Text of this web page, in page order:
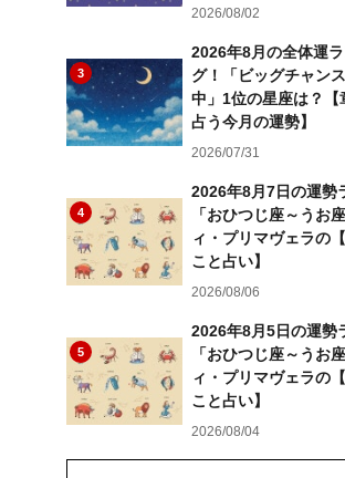
2026/08/02
3
2026年8月の全体運
グ！「ビッグチャン
中」1位の星座は？【
占う今月の運勢】
2026/07/31
4
2026年8月7日の運勢
「おひつじ座～うお
ィ・プリマヴェラの
こと占い】
2026/08/06
5
2026年8月5日の運勢
「おひつじ座～うお
ィ・プリマヴェラの
こと占い】
2026/08/04